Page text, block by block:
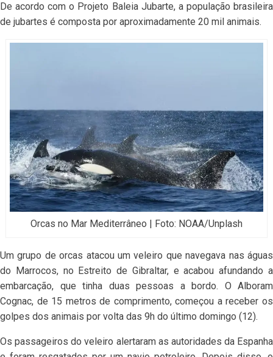
De acordo com o Projeto Baleia Jubarte, a população brasileira
de jubartes é composta por aproximadamente 20 mil animais.
Orcas no Mar Mediterrâneo | Foto: NOAA/Unplash
Um grupo de orcas atacou um veleiro que navegava nas águas
do Marrocos, no Estreito de Gibraltar, e acabou afundando a
embarcação, que tinha duas pessoas a bordo. O Alboram
Cognac, de 15 metros de comprimento, começou a receber os
golpes dos animais por volta das 9h do último domingo (12).
Os passageiros do veleiro alertaram as autoridades da Espanha